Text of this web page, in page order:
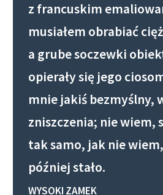
z francuskim
musiałem obrabiać
a grube soczewki
opierały się jego
mnie jakiś bezmyślny,
zniszczenia; nie wiem,
tak samo, jak nie
później stało.
WYSOKI ZAMEK